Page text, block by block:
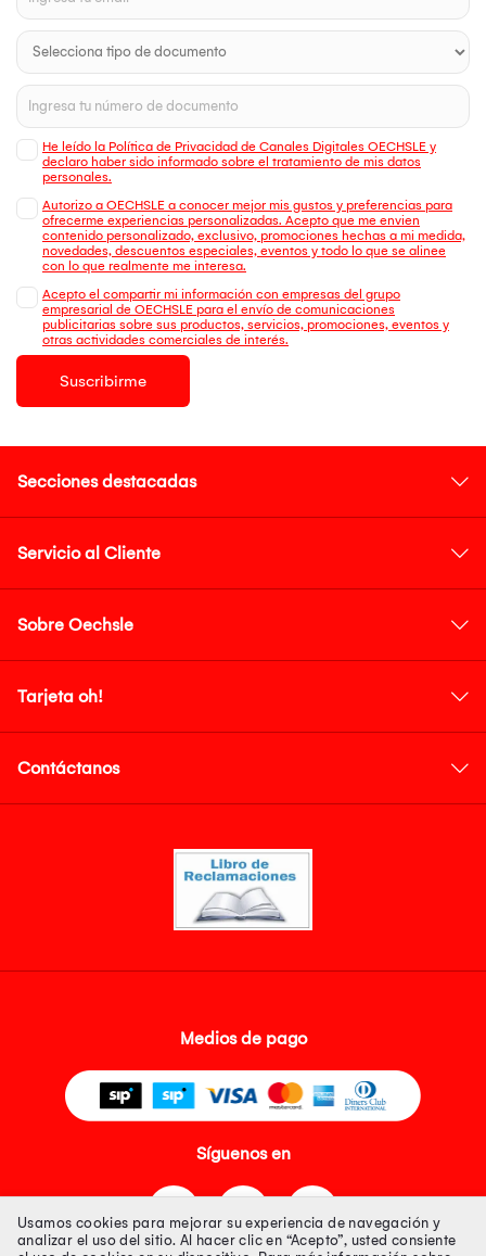
He leído la Política de Privacidad de Canales Digitales OECHSLE y
declaro haber sido informado sobre el tratamiento de mis datos
personales.
Autorizo a OECHSLE a conocer mejor mis gustos y preferencias para
ofrecerme experiencias personalizadas. Acepto que me envien
contenido personalizado, exclusivo, promociones hechas a mi medida,
novedades, descuentos especiales, eventos y todo lo que se alinee
con lo que realmente me interesa.
Acepto el compartir mi información con empresas del grupo
empresarial de OECHSLE para el envío de comunicaciones
publicitarias sobre sus productos, servicios, promociones, eventos y
otras actividades comerciales de interés.
Suscribirme
Secciones destacadas
Servicio al Cliente
Sobre Oechsle
Tarjeta oh!
Contáctanos
Medios de pago
Síguenos en
Usamos cookies para mejorar su experiencia de navegación y
analizar el uso del sitio. Al hacer clic en “Acepto”, usted consiente